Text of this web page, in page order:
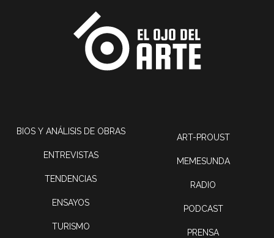
BIOS Y ANÁLISIS DE OBRAS
ENTREVISTAS
TENDENCIAS
ENSAYOS
TURISMO
ART-PROUST
MEMESUNDA
RADIO
PODCAST
PRENSA